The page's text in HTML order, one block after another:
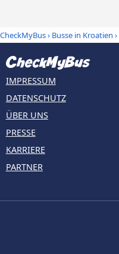
CheckMyBus› Busse in Kroatien ›
IMPRESSUM
DATENSCHUTZ
ÜBER UNS
PRESSE
KARRIERE
PARTNER